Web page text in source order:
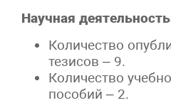
Научная деятельность
Количество
тезисов – 9.
Количество
пособий – 2.